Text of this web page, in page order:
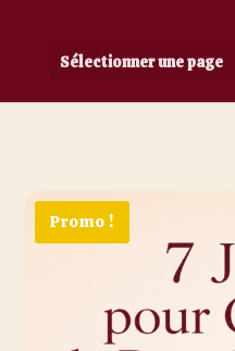
Sélectionner une page
Promo !